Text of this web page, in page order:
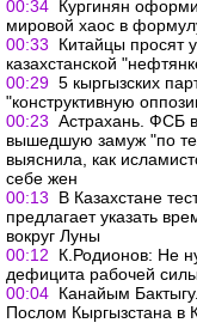
00:34 Кургинян
мировой хаос в
00:33
Китайцы просят
казахстанской
00:29 5 кыргызских
"конструктивную
00:23 Астрахань. ФСБ
вышедшую замуж "по
выяснила, как
себе жен
00:13
В Казахстане
предлагает указать
вокруг Луны
00:12
К.Родионов: Не
дефицита рабочей
00:04 Канайым
Послом Кыргызстана в